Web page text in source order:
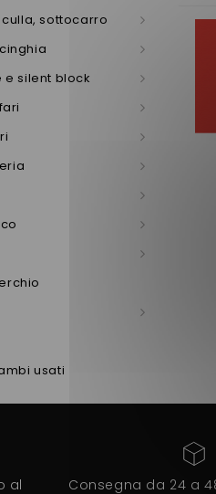
sottocarro
e silent block
usati
al
Consegna da 24 a